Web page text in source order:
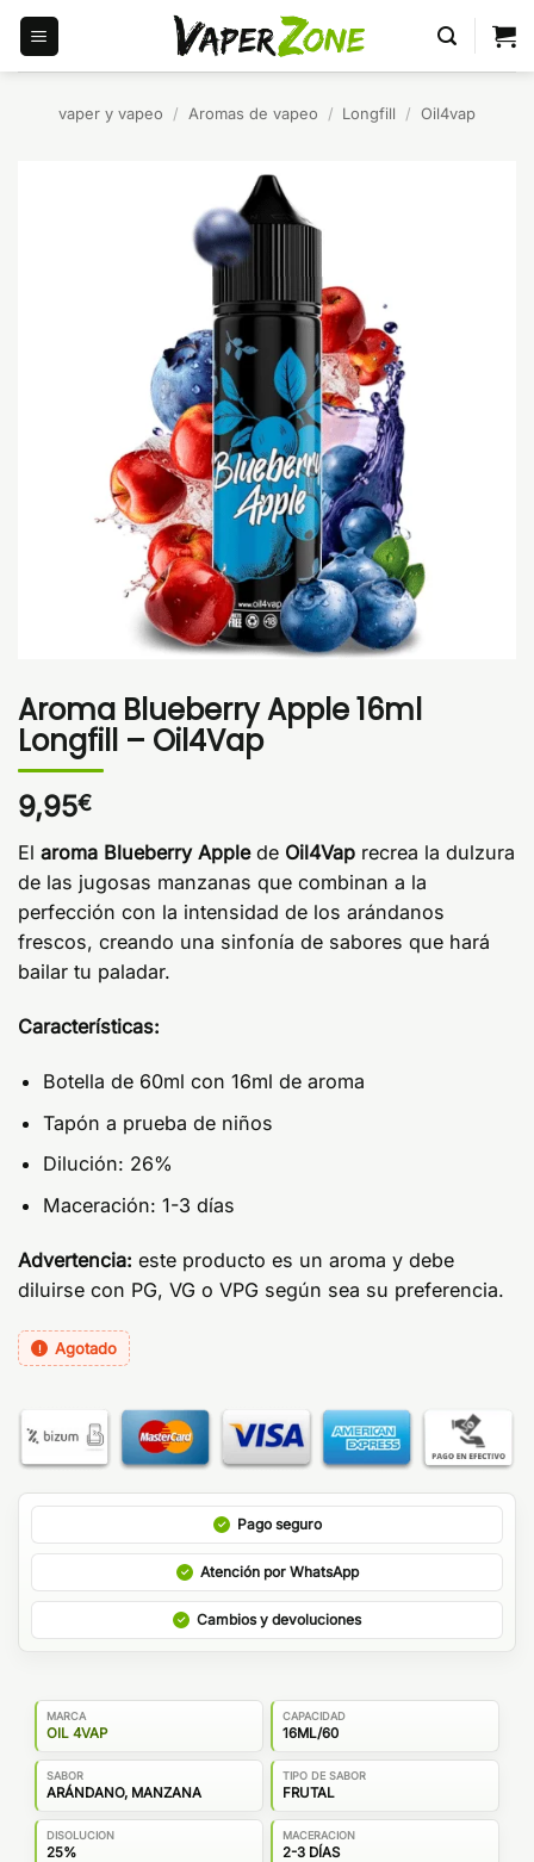
Saltar
contenido
vaper y vapeo / Aromas de vapeo / Longfill / Oil4vap
Aroma Blueberry Apple 16ml
Longfill – Oil4Vap
9,95€
El aroma Blueberry Apple de Oil4Vap recrea la dulzura
de las jugosas manzanas que combinan a la
perfección con la intensidad de los arándanos
frescos, creando una sinfonía de sabores que hará
bailar tu paladar.
Características:
Botella de 60ml con 16ml de aroma
Tapón a prueba de niños
Dilución: 26%
Maceración: 1-3 días
Advertencia: este producto es un aroma y debe
diluirse con PG, VG o VPG según sea su preferencia.
Agotado
Pago seguro
Atención por WhatsApp
Cambios y devoluciones
MARCA
OIL 4VAP
CAPACIDAD
16ML/60
SABOR
ARÁNDANO, MANZANA
TIPO DE SABOR
FRUTAL
DISOLUCION
25%
MACERACION
2-3 DÍAS